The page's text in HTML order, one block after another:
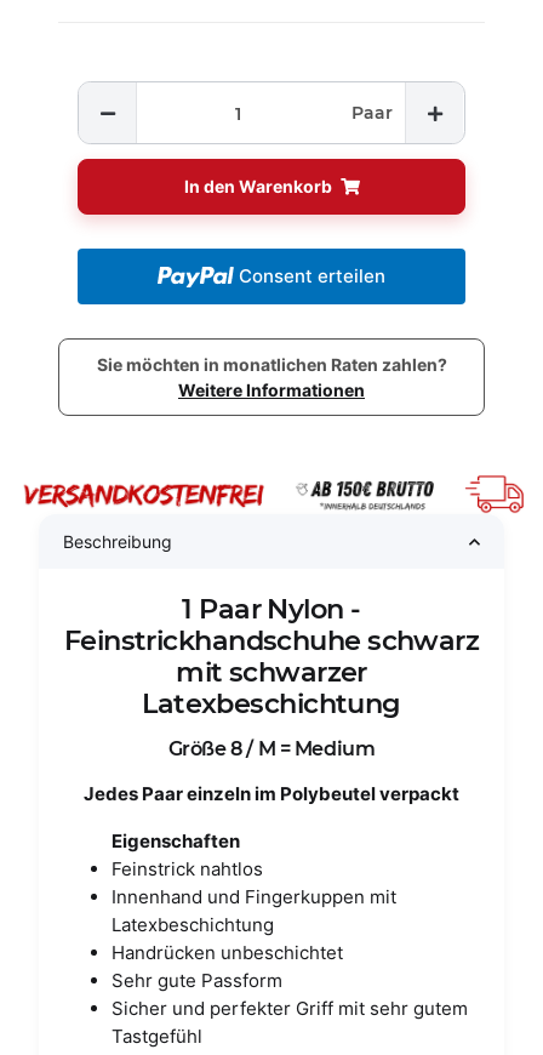
Paar
In den Warenkorb
Consent erteilen
Sie möchten in monatlichen Raten zahlen?
Weitere Informationen
Beschreibung
1 Paar Nylon -
Feinstrickhandschuhe schwarz
mit schwarzer
Latexbeschichtung
Größe 8 / M = Medium
Jedes Paar einzeln im Polybeutel verpackt
Eigenschaften
Feinstrick nahtlos
Innenhand und Fingerkuppen mit
Latexbeschichtung
Handrücken unbeschichtet
Sehr gute Passform
Sicher und perfekter Griff mit sehr gutem
Tastgefühl